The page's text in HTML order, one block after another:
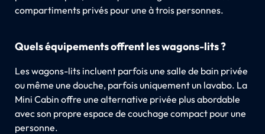
compartiments privés pour une à trois personnes.
Quels équipements offrent les wagons-lits ?
Les wagons-lits incluent parfois une salle de bain privée
ou même une douche, parfois uniquement un lavabo. La
Mini Cabin offre une alternative privée plus abordable
avec son propre espace de couchage compact pour une
personne.